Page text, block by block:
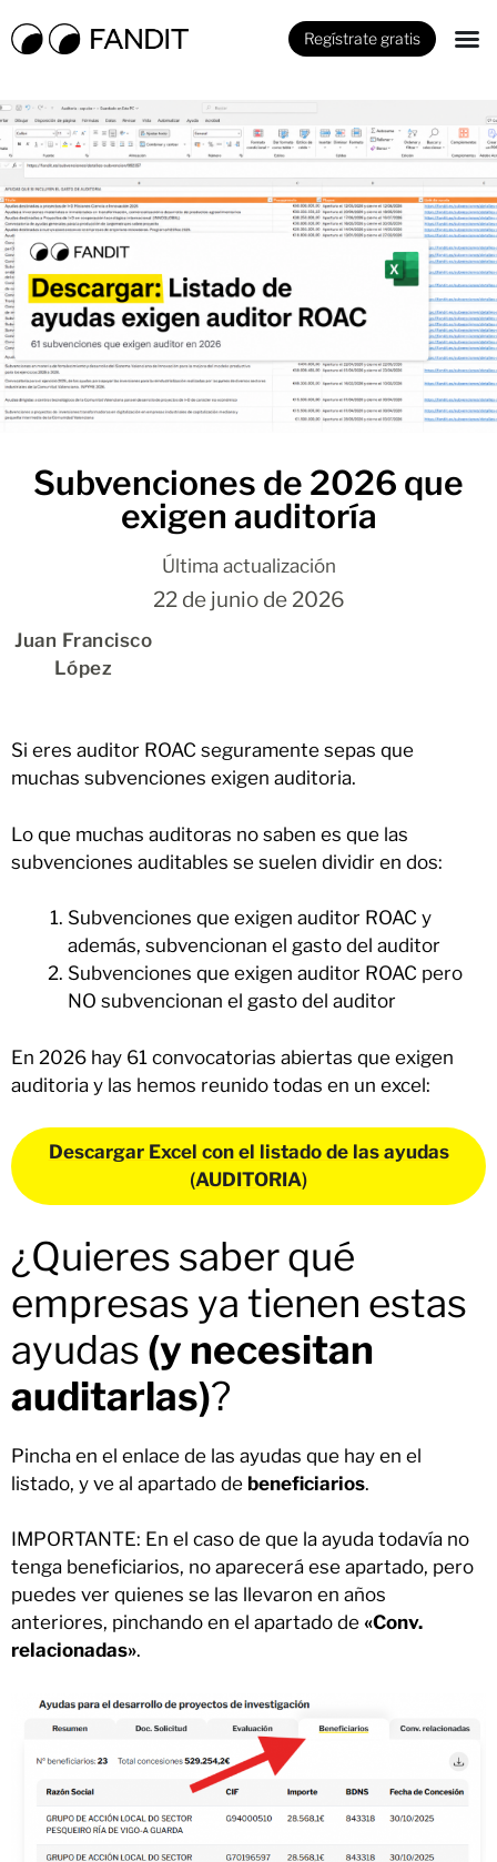
Regístrate gratis
Subvenciones de 2026 que
exigen auditoría
Última actualización
22 de junio de 2026
Juan Francisco
López
Si eres auditor ROAC seguramente sepas que
muchas subvenciones exigen auditoria.
Lo que muchas auditoras no saben es que las
subvenciones auditables se suelen dividir en dos:
Subvenciones que exigen auditor ROAC y
además, subvencionan el gasto del auditor
Subvenciones que exigen auditor ROAC pero
NO subvencionan el gasto del auditor
En 2026 hay 61 convocatorias abiertas que exigen
auditoria y las hemos reunido todas en un excel:
Descargar Excel con el listado de las ayudas
(AUDITORIA)
¿Quieres saber qué
empresas ya tienen estas
ayudas (y necesitan
auditarlas)?
Pincha en el enlace de las ayudas que hay en el
listado, y ve al apartado de beneficiarios.
IMPORTANTE: En el caso de que la ayuda todavía no
tenga beneficiarios, no aparecerá ese apartado, pero
puedes ver quienes se las llevaron en años
anteriores, pinchando en el apartado de «Conv.
relacionadas».